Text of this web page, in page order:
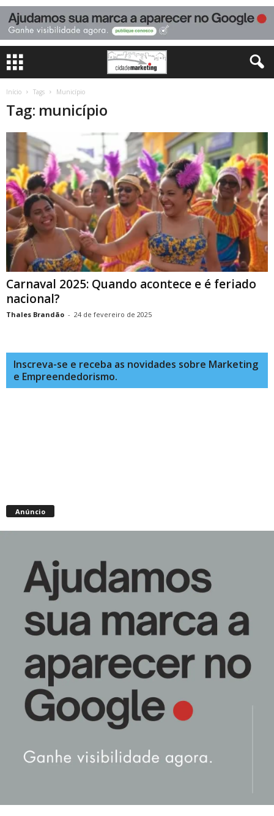
Início Tags Município
Tag: município
Carnaval 2025: Quando acontece e é feriado
nacional?
Thales Brandão - 24 de fevereiro de 2025
Inscreva-se e receba as novidades sobre Marketing
e Empreendedorismo.
Anúncio